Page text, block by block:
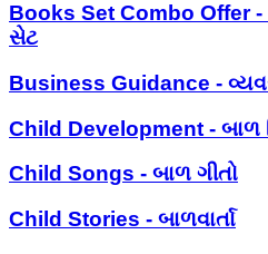
Books Set Combo Offer -
સેટ
Business Guidance -
Child Development - બાળ
Child Songs - બાળ ગીતો
Child Stories - બાળવાર્તા